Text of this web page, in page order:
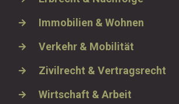
Immobilien & Wohnen
Verkehr & Mobilität
Zivilrecht & Vertragsrecht
Wirtschaft & Arbeit